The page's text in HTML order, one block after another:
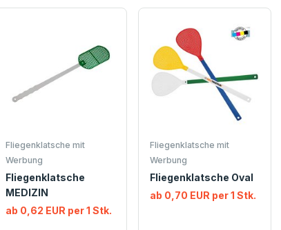
Fliegenklatsche mit
Werbung
Fliegenklatsche
MEDIZIN
ab 0,62 EUR per 1 Stk.
Fliegenklatsche mit
Werbung
Fliegenklatsche Oval
ab 0,70 EUR per 1 Stk.